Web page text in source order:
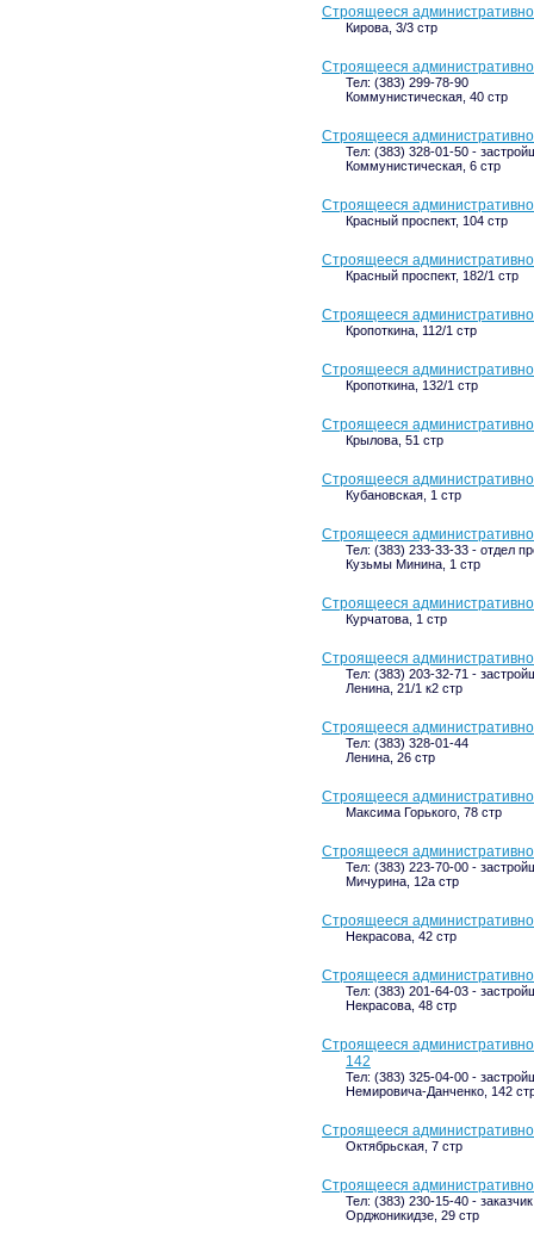
Строящееся
Кирова, 3/3 стр
Строящееся
Тел: (383) 299-78-90
Коммунистическая, 40 стр
Строящееся
Тел: (383) 328-01-50 -
Коммунистическая, 6 стр
Строящееся
Красный проспект, 104 стр
Строящееся
Красный проспект, 182/1 стр
Строящееся
Кропоткина, 112/1 стр
Строящееся
Кропоткина, 132/1 стр
Строящееся
Крылова, 51 стр
Строящееся
Кубановская, 1 стр
Строящееся
Тел: (383) 233-33-33 - отдел
Кузьмы Минина, 1 стр
Строящееся
Курчатова, 1 стр
Строящееся
Тел: (383) 203-32-71 -
Ленина, 21/1 к2 стр
Строящееся
Тел: (383) 328-01-44
Ленина, 26 стр
Строящееся
Максима Горького, 78 стр
Строящееся
Тел: (383) 223-70-00 -
Мичурина, 12а стр
Строящееся
Некрасова, 42 стр
Строящееся
Тел: (383) 201-64-03 -
Некрасова, 48 стр
Строящееся
142
Тел: (383) 325-04-00 -
Немировича-Данченко, 142
Строящееся
Октябрьская, 7 стр
Строящееся
Тел: (383) 230-15-40 - заказчик
Орджоникидзе, 29 стр